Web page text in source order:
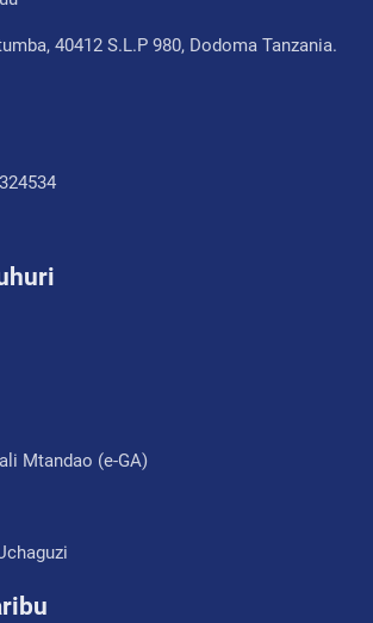
40412 S.L.P 980, Dodoma Tanzania.
Mtandao (e-GA)